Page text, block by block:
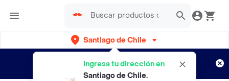
Santiago de Chile
Ingresa tu dirección en
Santiago de Chile.
envíos gratis por semanas
Aplican TyC